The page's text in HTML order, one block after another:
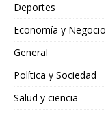
Deportes
Economía y
General
Política y Sociedad
Salud y ciencia